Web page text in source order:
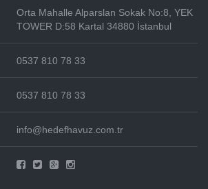
Orta Mahalle Alparslan Sokak No:8, YEK
TOWER D:58 Kartal 34880 İstanbul
0537 810 78 33
0537 810 78 33
info@hedefhavuz.com.tr